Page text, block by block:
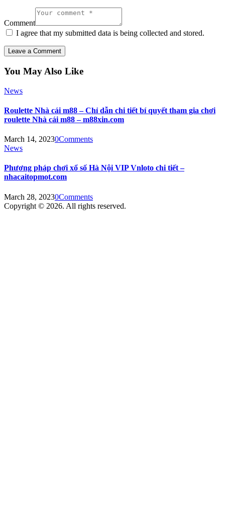
Comment
I agree that my submitted data is being collected and stored.
You May Also Like
News
Roulette Nhà cái m88 – Chỉ dẫn chi tiết bí quyết tham gia chơi
roulette Nhà cái m88 – m88xin.com
March 14, 20230Comments
News
Phương pháp chơi xổ số Hà Nội VIP Vnloto chi tiết –
nhacaitopmot.com
March 28, 20230Comments
Copyright © 2026. All rights reserved.